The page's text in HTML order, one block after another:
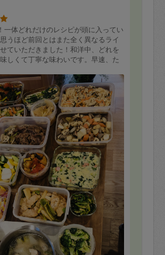
一体どれだけのレシピが頭に入ってい
うほど前回とはまた全く異なるライ
ていただきました！和洋中、どれを
しくて丁寧な味わいです。早速、た
紹介させていただいています。今回
ました！